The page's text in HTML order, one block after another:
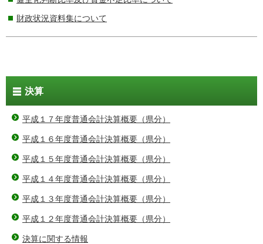
財政状況資料集について
決算
平成１７年度普通会計決算概要（県分）
平成１６年度普通会計決算概要（県分）
平成１５年度普通会計決算概要（県分）
平成１４年度普通会計決算概要（県分）
平成１３年度普通会計決算概要（県分）
平成１２年度普通会計決算概要（県分）
決算に関する情報